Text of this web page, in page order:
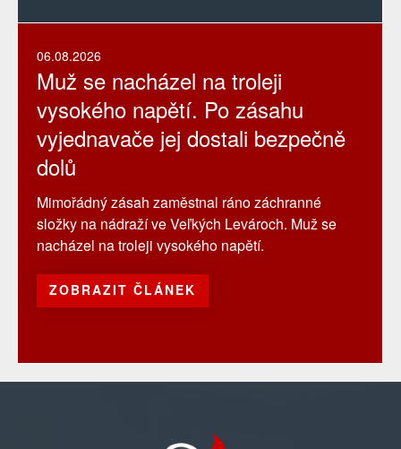
06.08.2026
Muž se nacházel na troleji
vysokého napětí. Po zásahu
vyjednavače jej dostali bezpečně
dolů
Mimořádný zásah zaměstnal ráno záchranné
složky na nádraží ve Veľkých Levároch. Muž se
nacházel na troleji vysokého napětí.
ZOBRAZIT ČLÁNEK